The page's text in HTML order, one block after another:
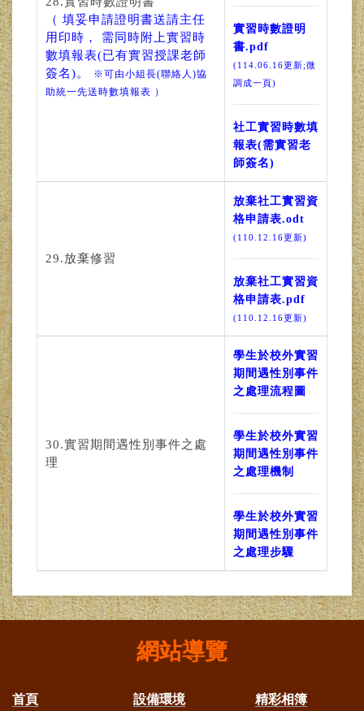
（ 填妥申請證明書送請主任
用印時， 需同時附上實習時
數填報表(已有實習授課老師
簽名)。
※可由小組長(聯絡人)協
助統一先送時數填報表 ）
實習時數證明
書.pdf
(114.06.16更新;微
調成一頁)
社工實習時數填
報表(需實習老
師簽名)
29.放棄修習
放棄社工實習資
格申請表.odt
(110.12.16更新)
放棄社工實習資
格申請表.pdf
(110.12.16更新)
30.實習期間遇性別事件之處
理
學生於校外實習
期間遇性別事件
之處理流程圖
學生於校外實習
期間遇性別事件
之處理機制
學生於校外實習
期間遇性別事件
之處理步驟
網站導覽
首頁
設備環境
精彩相簿